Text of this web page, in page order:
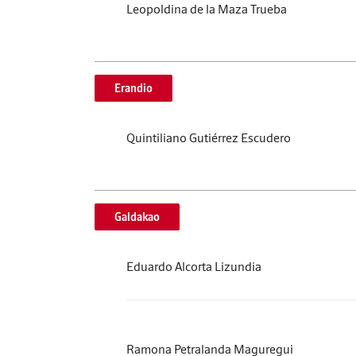
Leopoldina de la Maza Trueba
Erandio
Quintiliano Gutiérrez Escudero
Galdakao
Eduardo Alcorta Lizundia
Ramona Petralanda Maguregui